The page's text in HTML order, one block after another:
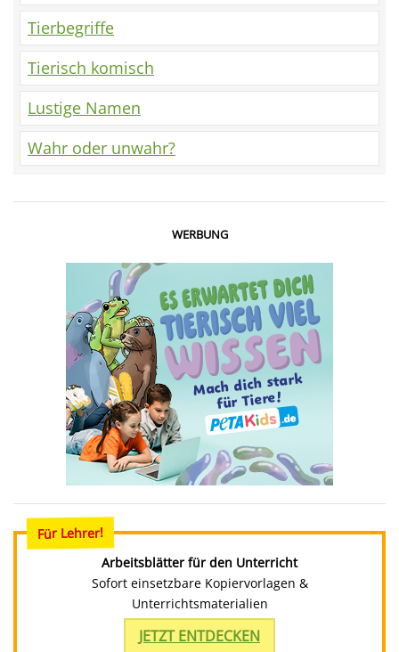
Tierbegriffe
Tierisch komisch
Lustige Namen
Wahr oder unwahr?
WERBUNG
Für Lehrer!
Arbeitsblätter für den Unterricht
Sofort einsetzbare Kopiervorlagen &
Unterrichtsmaterialien
JETZT ENTDECKEN